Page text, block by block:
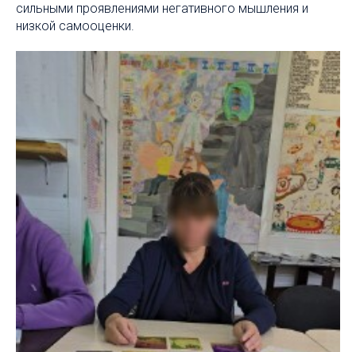
сильными проявлениями негативного мышления и
низкой самооценки.